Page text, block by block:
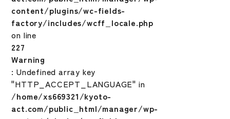
content/plugins/wc-fields-
factory/includes/wcff_locale.php
on line
227
Warning
: Undefined array key
"HTTP_ACCEPT_LANGUAGE" in
/home/xs669321/kyoto-
act.com/public_html/manager/wp-